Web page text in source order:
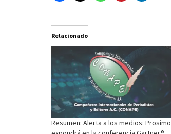
Relacionado
Resumen: Alerta a los medios: Prosimo